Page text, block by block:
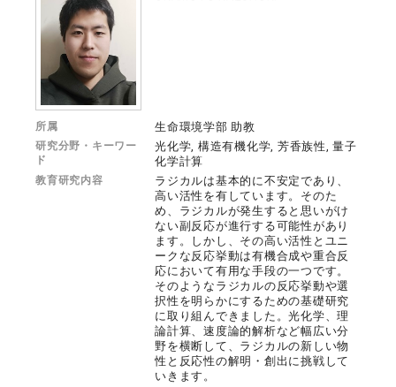
所属 生命環境学部 助教
研究分野・キーワー
ド
光化学, 構造有機化学, 芳香族性, 量子
化学計算
教育研究内容
ラジカルは基本的に不安定であり、
⾼い活性を有しています。そのた
め、ラジカルが発⽣すると思いがけ
ない副反応が進⾏する可能性があり
ます。しかし、その⾼い活性とユニ
ークな反応挙動は有機合成や重合反
応において有⽤な⼿段の⼀つです。
そのようなラジカルの反応挙動や選
択性を明らかにするための基礎研究
に取り組んできました。光化学、理
論計算、速度論的解析など幅広い分
野を横断して、ラジカルの新しい物
性と反応性の解明・創出に挑戦して
いきます。